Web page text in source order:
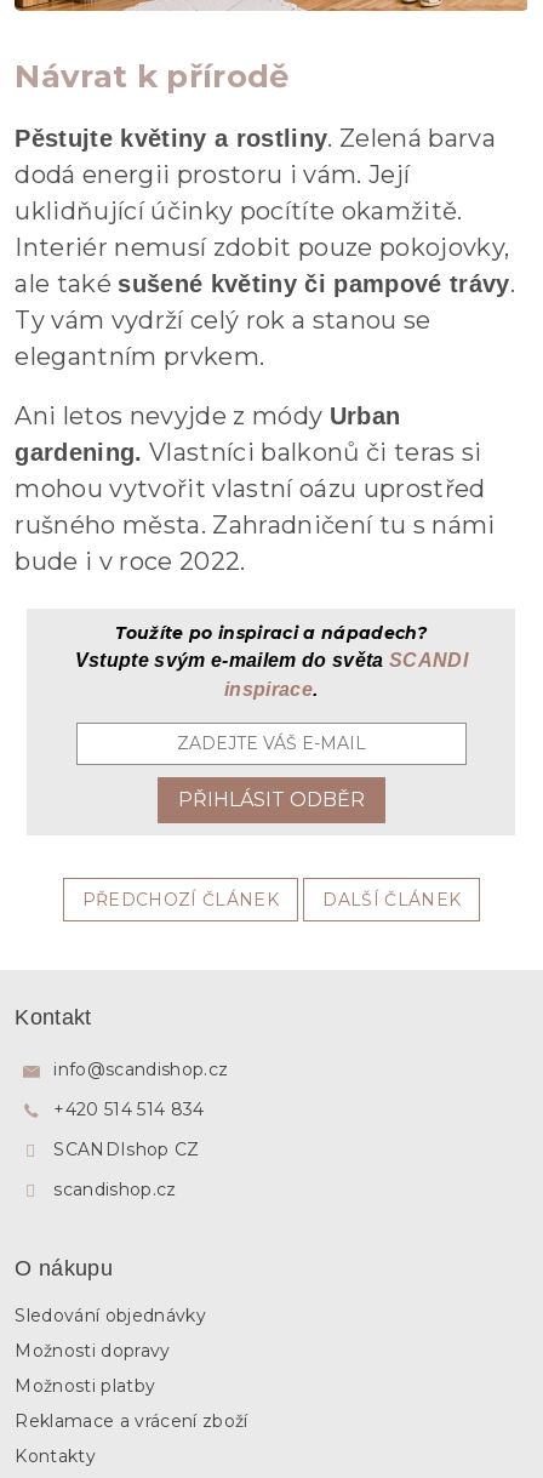
Návrat k přírodě
Pěstujte květiny a rostliny. Zelená barva
dodá energii prostoru i vám. Její
uklidňující účinky pocítíte okamžitě.
Interiér nemusí zdobit pouze pokojovky,
ale také sušené květiny či pampové trávy.
Ty vám vydrží celý rok a stanou se
elegantním prvkem.
Ani letos nevyjde z módy Urban
gardening. Vlastníci balkonů či teras si
mohou vytvořit vlastní oázu uprostřed
rušného města. Zahradničení tu s námi
bude i v roce 2022.
Toužíte po inspiraci a nápadech?
Vstupte svým e-mailem do světa SCANDI
inspirace.
PŘEDCHOZÍ ČLÁNEK DALŠÍ ČLÁNEK
Kontakt
info@scandishop.cz
+420 514 514 834
SCANDIshop CZ
scandishop.cz
O nákupu
Sledování objednávky
Možnosti dopravy
Možnosti platby
Reklamace a vrácení zboží
Kontakty